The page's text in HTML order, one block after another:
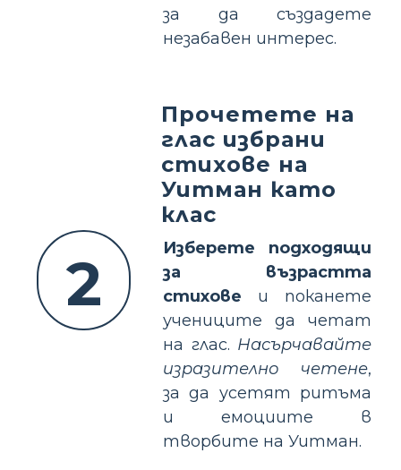
за да създадете
незабавен интерес.
2
Прочетете на
глас избрани
стихове на
Уитман като
клас
Изберете подходящи
за възрастта
стихове и поканете
учениците да четат
на глас. Насърчавайте
изразително четене,
за да усетят ритъма
и емоциите в
творбите на Уитман.